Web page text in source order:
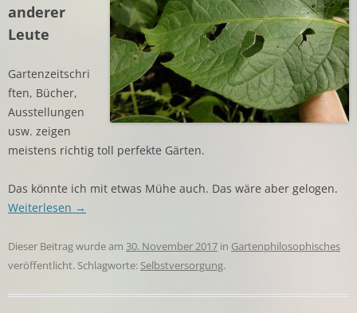
anderer
Leute
Gartenzeitschri
ften, Bücher,
Ausstellungen
usw. zeigen
meistens richtig toll perfekte Gärten.
Das könnte ich mit etwas Mühe auch. Das wäre aber gelogen.
Weiterlesen →
Dieser Beitrag wurde am 30. November 2017 in Gartenphilosophisches
veröffentlicht. Schlagworte: Selbstversorgung.